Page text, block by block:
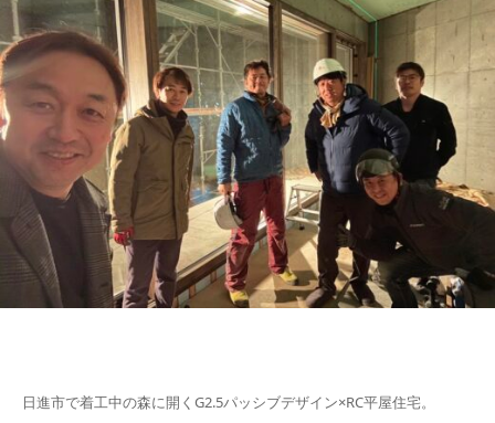
日進市で着工中の森に開くG2.5パッシブデザイン×RC平屋住宅。